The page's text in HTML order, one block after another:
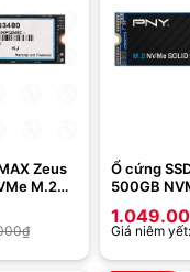
Zeus
M.2
₫
Ổ cứng
500GB
500-CL)
Giá niêm yết: